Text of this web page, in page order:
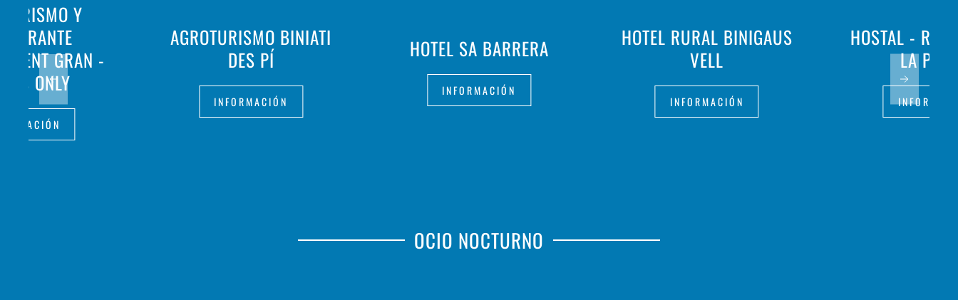
AGROTURISMO BINIATI
DES PÍ
INFORMACIÓN
HOTEL SA BARRERA
INFORMACIÓN
HOTEL RURAL BINIGAUS
VELL
INFORMACIÓN
HOSTAL -
LA
Y
GRAN -
ONLY
OCIO NOCTURNO